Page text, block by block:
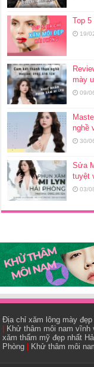
Top
19/
mày
09/
nghề
30/
Sửa
tuyệt
03/
Địa chỉ xăm lông mày
Khử thâm môi nam vĩnh
xăm thẩm mỹ đẹp nhất
Phòng
Khử thâm môi